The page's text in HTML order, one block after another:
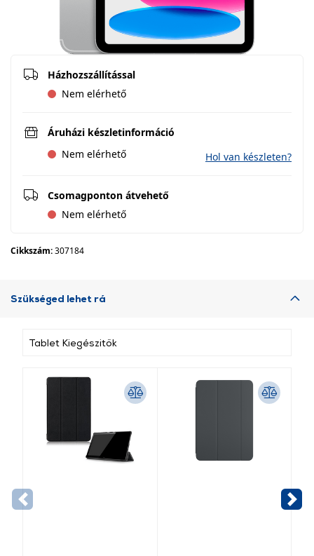
Házhozszállítással
Nem elérhető
Áruházi készletinformáció
Nem elérhető
Hol van készleten?
Csomagponton átvehető
Nem elérhető
Cikkszám:307184
Szükséged lehet rá
Tablet Kiegészitők